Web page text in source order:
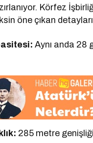
Körfez
öne çıkan
Aynı anda 28
285 metre